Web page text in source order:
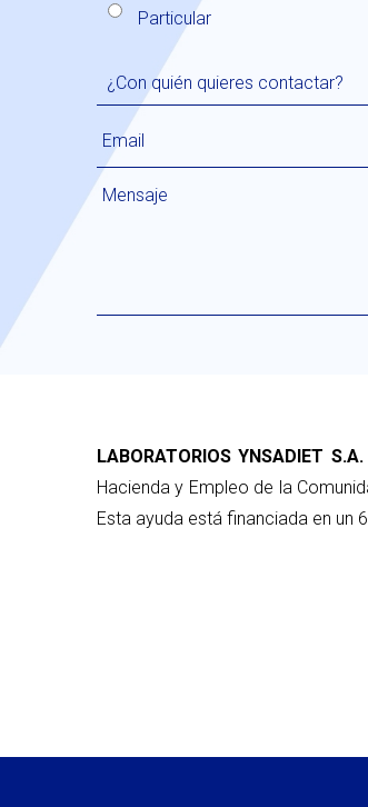
Particular
LABORATORIOS YNSADIET S.A.
Hacienda y Empleo de la
Esta ayuda está financiada en un